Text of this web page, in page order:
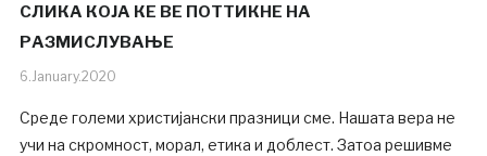
СЛИКА КОЈА КЕ ВЕ ПОТТИКНЕ НА
РАЗМИСЛУВАЊЕ
6.January.2020
Среде големи христијански празници сме. Нашата вера не
учи на скромност, морал, етика и доблест. Затоа решивме